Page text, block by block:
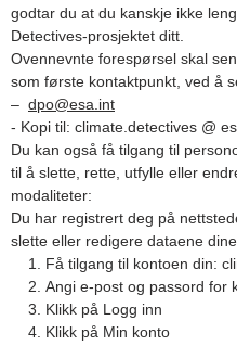
godtar du at du kanskje ikke
Detectives-prosjektet ditt.
Ovennevnte forespørsel skal
som første kontaktpunkt, ved å
– dpo@esa.int
- Kopi til: climate.detectives @
Du kan også få tilgang til
til å slette, rette, utfylle eller
modaliteter:
Du har registrert deg på
slette eller redigere dataene
Få tilgang til kontoen din:
Angi e-post og passord for
Klikk på Logg inn
Klikk på Min konto